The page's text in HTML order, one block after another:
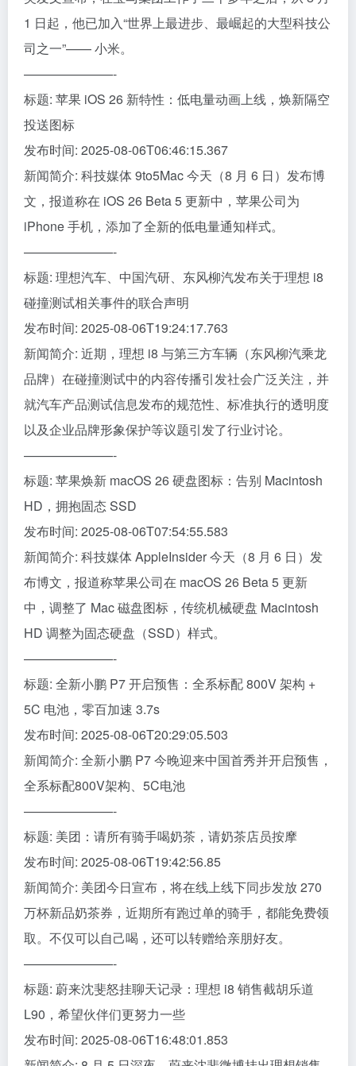
1 日起，他已加入“世界上最进步、最崛起的大型科技公
司之一”—— 小米。
———————-
标题: 苹果 iOS 26 新特性：低电量动画上线，焕新隔空
投送图标
发布时间: 2025-08-06T06:46:15.367
新闻简介: 科技媒体 9to5Mac 今天（8 月 6 日）发布博
文，报道称在 iOS 26 Beta 5 更新中，苹果公司为
iPhone 手机，添加了全新的低电量通知样式。
———————-
标题: 理想汽车、中国汽研、东风柳汽发布关于理想 i8
碰撞测试相关事件的联合声明
发布时间: 2025-08-06T19:24:17.763
新闻简介: 近期，理想 i8 与第三方车辆（东风柳汽乘龙
品牌）在碰撞测试中的内容传播引发社会广泛关注，并
就汽车产品测试信息发布的规范性、标准执行的透明度
以及企业品牌形象保护等议题引发了行业讨论。
———————-
标题: 苹果焕新 macOS 26 硬盘图标：告别 Macintosh
HD，拥抱固态 SSD
发布时间: 2025-08-06T07:54:55.583
新闻简介: 科技媒体 AppleInsider 今天（8 月 6 日）发
布博文，报道称苹果公司在 macOS 26 Beta 5 更新
中，调整了 Mac 磁盘图标，传统机械硬盘 Macintosh
HD 调整为固态硬盘（SSD）样式。
———————-
标题: 全新小鹏 P7 开启预售：全系标配 800V 架构 +
5C 电池，零百加速 3.7s
发布时间: 2025-08-06T20:29:05.503
新闻简介: 全新小鹏 P7 今晚迎来中国首秀并开启预售，
全系标配800V架构、5C电池
———————-
标题: 美团：请所有骑手喝奶茶，请奶茶店员按摩
发布时间: 2025-08-06T19:42:56.85
新闻简介: 美团今日宣布，将在线上线下同步发放 270
万杯新品奶茶券，近期所有跑过单的骑手，都能免费领
取。不仅可以自己喝，还可以转赠给亲朋好友。
———————-
标题: 蔚来沈斐怒挂聊天记录：理想 i8 销售截胡乐道
L90，希望伙伴们更努力一些
发布时间: 2025-08-06T16:48:01.853